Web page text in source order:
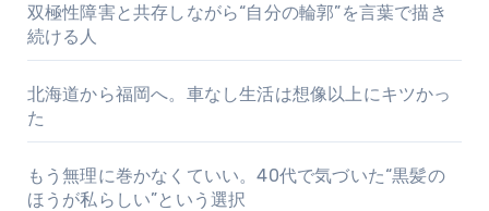
双極性障害と共存しながら“自分の輪郭”を言葉で描き
続ける人
北海道から福岡へ。車なし生活は想像以上にキツかっ
た
もう無理に巻かなくていい。40代で気づいた“黒髪の
ほうが私らしい”という選択